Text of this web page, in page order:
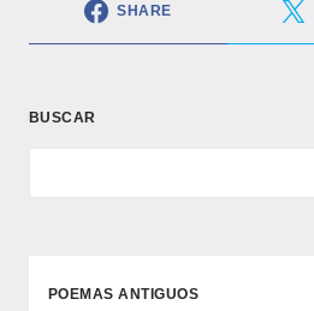
SHARE
BUSCAR
POEMAS ANTIGUOS